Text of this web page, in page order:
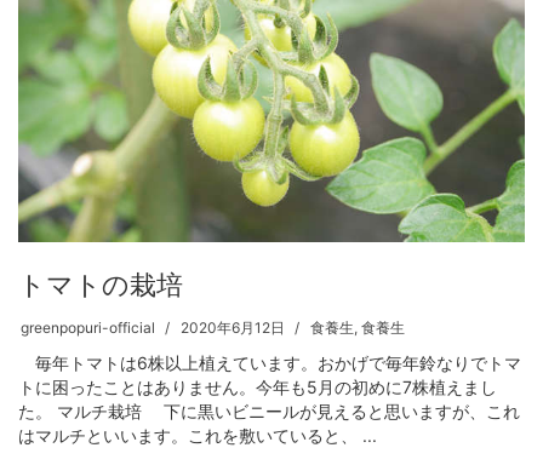
トマトの栽培
greenpopuri-official 2020年6月12日 食養生, 食養生
毎年トマトは6株以上植えています。おかげで毎年鈴なりでトマ
トに困ったことはありません。今年も5月の初めに7株植えまし
た。 マルチ栽培 下に黒いビニールが見えると思いますが、これ
はマルチといいます。これを敷いていると、 ...